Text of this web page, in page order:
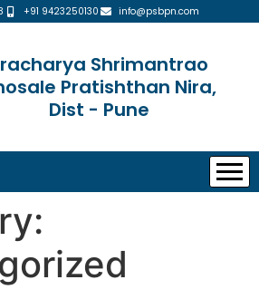
+91 9423250130 info@psbpn.com
Shrimantrao
Pratishthan Nira,
Dist - Pune